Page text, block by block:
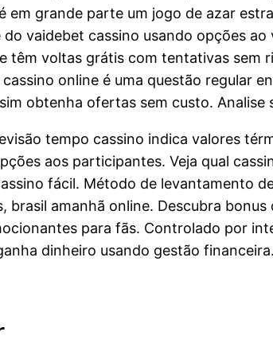
em grande parte um jogo de azar
vaidebet cassino usando opções
voltas grátis com tentativas sem
online é uma questão regular
obtenha ofertas sem custo. Analise
tempo cassino indica valores
aos participantes. Veja qual
fácil. Método de levantamento
amanhã online. Descubra
para fãs. Controlado por
dinheiro usando gestão